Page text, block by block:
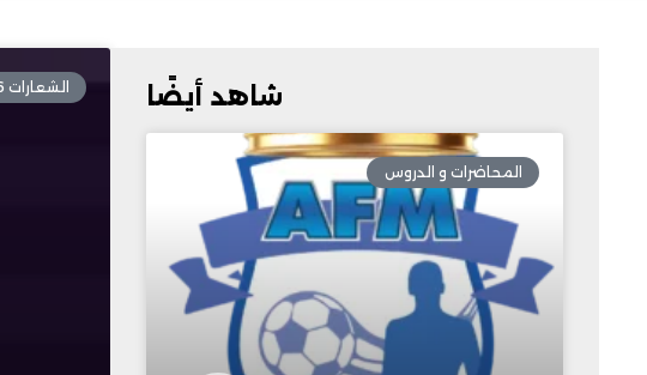
الشعارات 2016 شاهد أيضًا
المحاضرات و الدروس